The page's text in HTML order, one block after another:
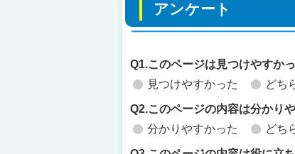
アンケート
Q1.このページは見つけやすか
見つけやすかった
どち
Q2.このページの内容は分かり
分かりやすかった
どち